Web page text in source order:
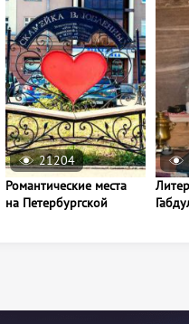
21204
Романтические места
на Петербургской